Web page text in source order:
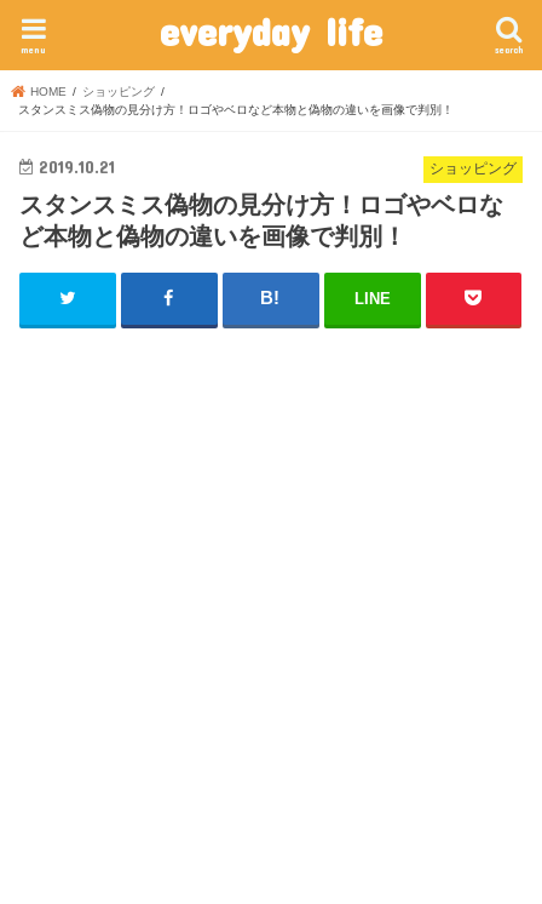
everyday life search
menu
HOME
ショッピング
スタンスミス偽物の見分け方！ロゴやベロなど本物と偽物の違いを画像で判別！
ショッピング
2019.10.21
スタンスミス偽物の見分け方！ロゴやベロな
ど本物と偽物の違いを画像で判別！
LINE